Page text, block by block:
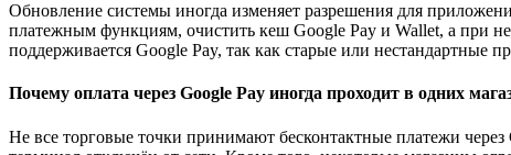
Обновление системы иногда изменяет разрешения для
платежным функциям, очистить кеш Google Pay и Wallet, а при
поддерживается Google Pay, так как старые или нестандартные
Почему оплата через Google Pay иногда проходит в одних
Не все торговые точки принимают бесконтактные платежи